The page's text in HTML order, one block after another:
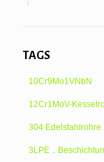
TAGS
10Cr9Mo1VNbN
12Cr1MoV-
304 Edelstahlrohre
3LPE，